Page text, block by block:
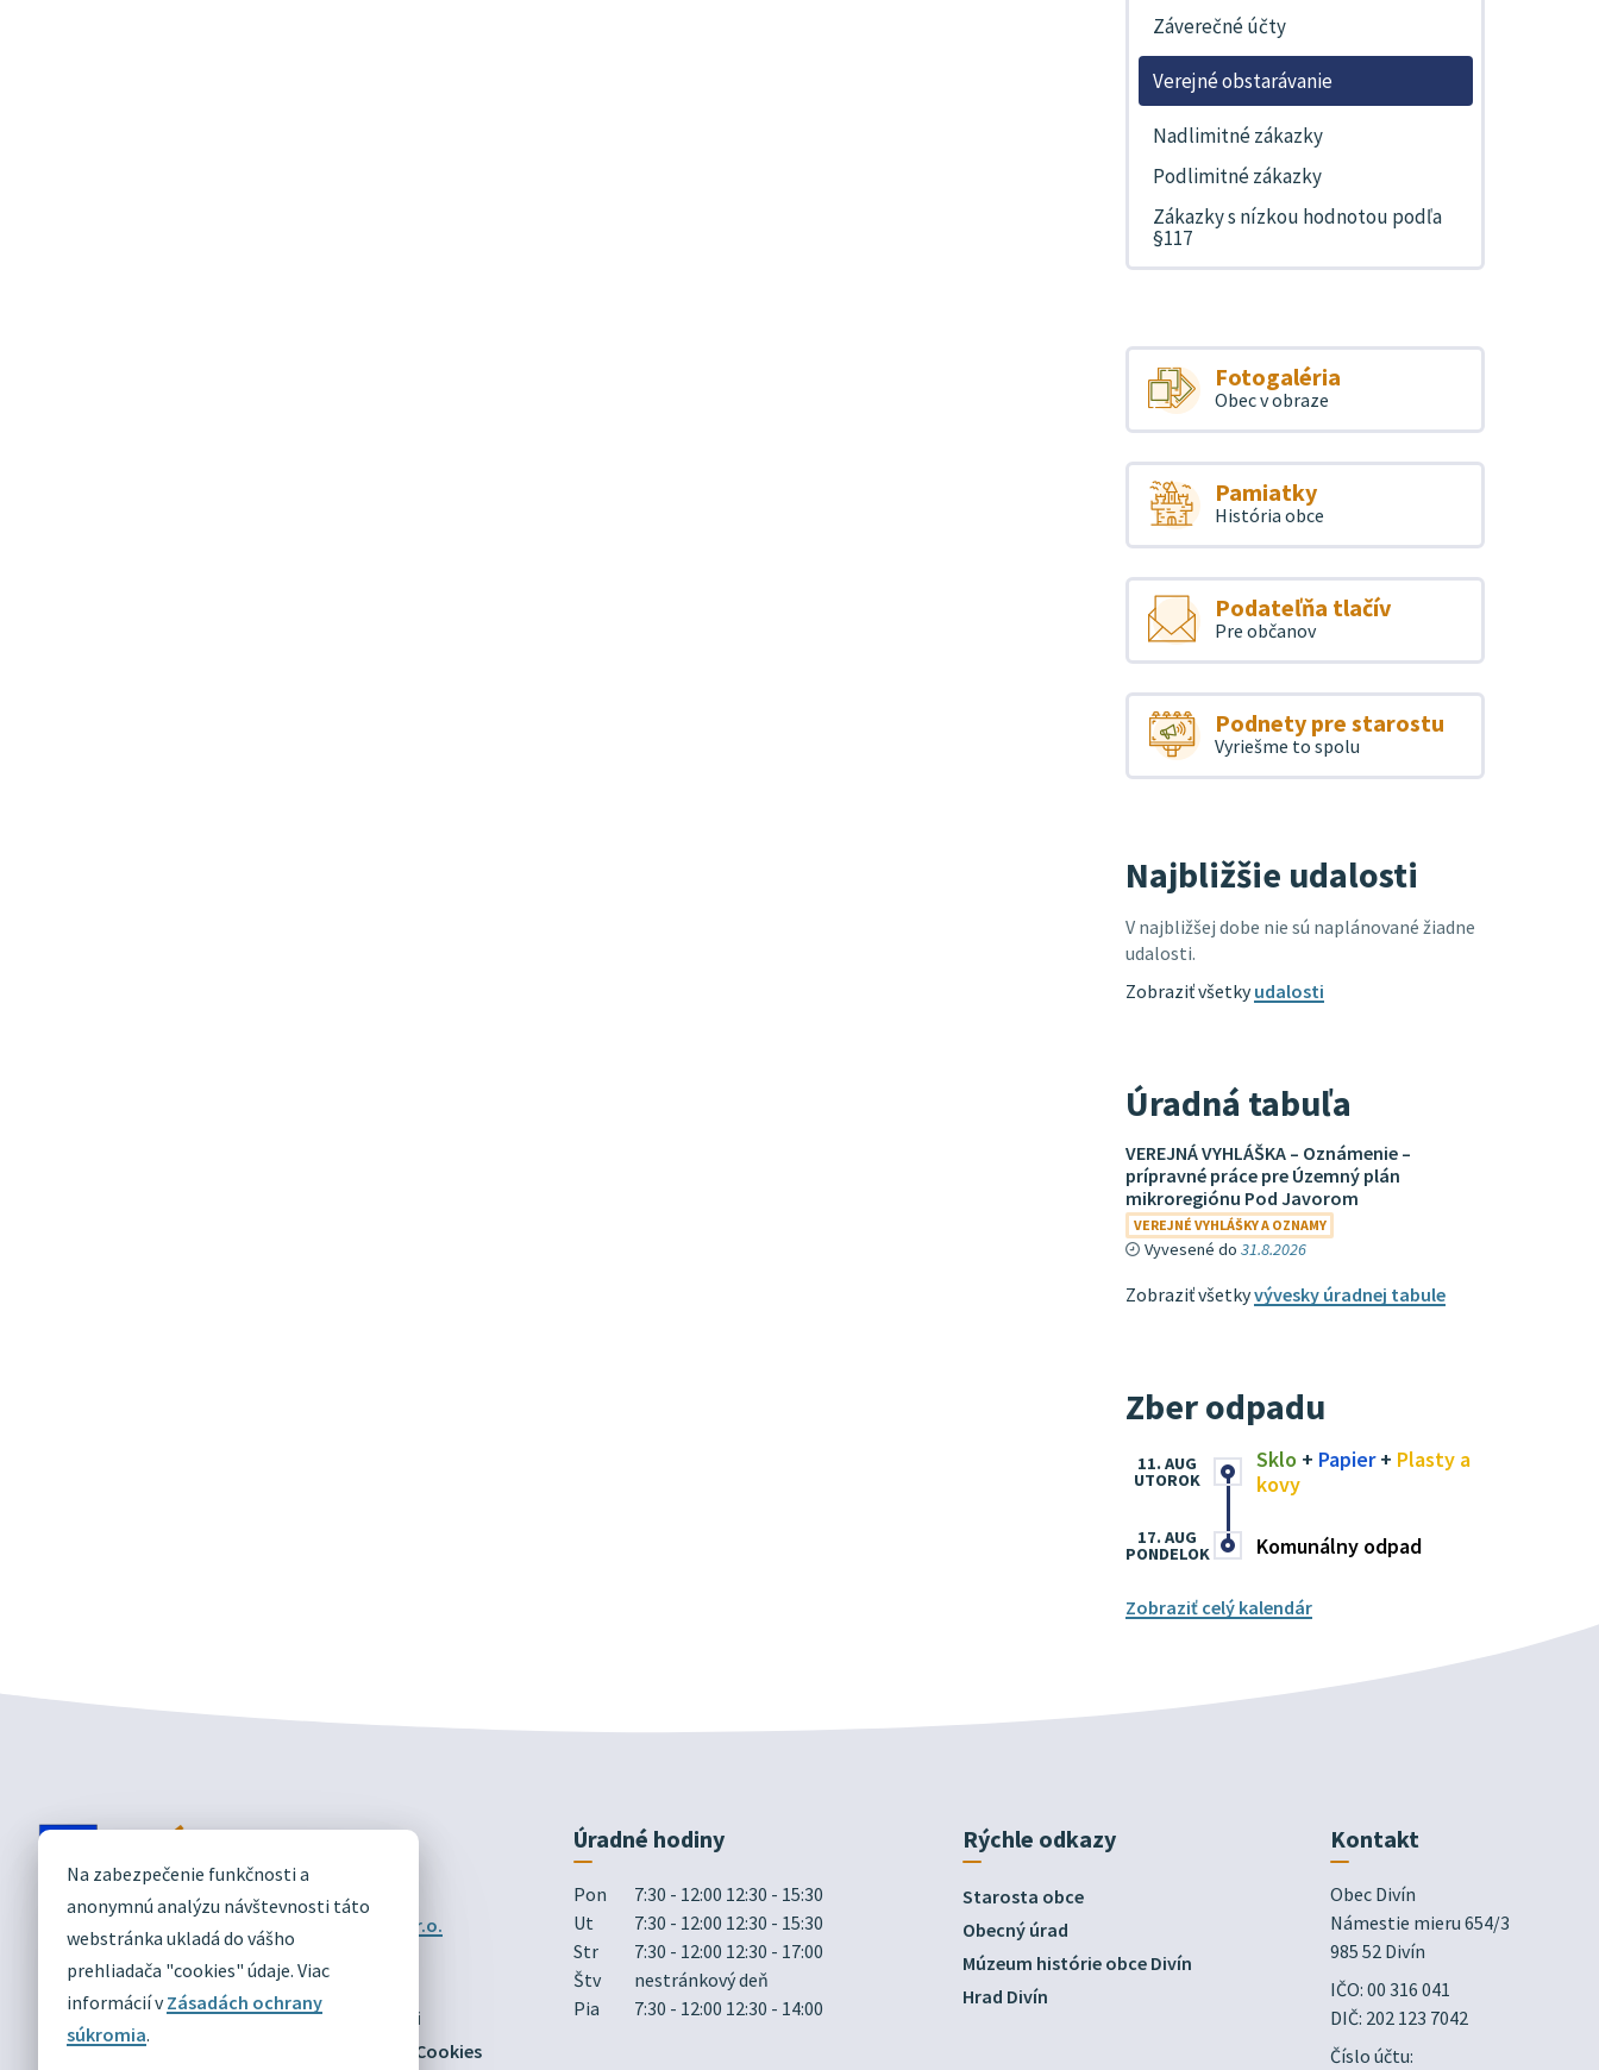
Na zabezpečenie funkčnosti a
anonymnú analýzu návštevnosti táto
webstránka ukladá do vášho
prehliadača "cookies" údaje. Viac
informácií vZásadách ochrany
súkromia.
Záverečné účty
Verejné obstarávanie
Nadlimitné zákazky
Podlimitné zákazky
Zákazky s nízkou hodnotou podľa
§117
Fotogaléria
Obec v obraze
Pamiatky
História obce
Podateľňa tlačív
Pre občanov
Podnety pre starostu
Vyriešme to spolu
Najbližšie udalosti
V najbližšej dobe nie sú naplánované žiadne
udalosti.
Zobraziť všetkyudalosti
Úradná tabuľa
VEREJNÁ VYHLÁŠKA – Oznámenie –
prípravné práce pre Územný plán
mikroregiónu Pod Javorom
VEREJNÉ VYHLÁŠKY A OZNAMY
Vyvesené do 31.8.2026
Zobraziť všetkyvývesky úradnej tabule
Zber odpadu
Sklo + Papier+ Plasty a
kovy
11. AUG
UTOROK
Komunálny odpad
17. AUG
PONDELOK
Zobraziť celý kalendár
DIVÍN
OFICIÁLNE STRÁNKY
Technický prevádzkovateľ:
Alphabet partner s.r.o.
Správca obsahu:Obec Divín
Posledná aktualizácia:03.08.2026
Mapa
Vyhlásenie o prístupnosti
Zásady ochrany osobných údajov
Nastaviť Cookies
Úradné hodiny
Pon
7:30 - 12:00 12:30 - 15:30
Ut
7:30 - 12:00 12:30 - 15:30
Str
7:30 - 12:00 12:30 - 17:00
Štv
nestránkový deň
Pia
7:30 - 12:00 12:30 - 14:00
Rýchle odkazy
Starosta obce
Obecný úrad
Múzeum histórie obce Divín
Hrad Divín
Kontakt
Obec Divín
Námestie mieru 654/3
985 52 Divín
IČO: 00 316 041
DIČ: 202 123 7042
Číslo účtu: